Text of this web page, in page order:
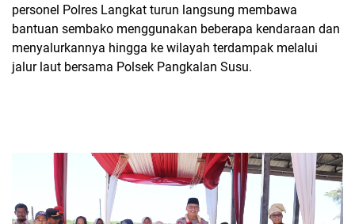
personel Polres Langkat turun langsung membawa
bantuan sembako menggunakan beberapa kendaraan dan
menyalurkannya hingga ke wilayah terdampak melalui
jalur laut bersama Polsek Pangkalan Susu.